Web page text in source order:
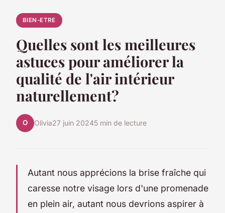
BIEN-ETRE
Quelles sont les meilleures
astuces pour améliorer la
qualité de l'air intérieur
naturellement?
O Olivia27 juin 20245 min de lecture
Autant nous apprécions la brise fraîche qui
caresse notre visage lors d'une promenade
en plein air, autant nous devrions aspirer à